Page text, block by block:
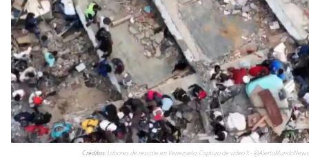
Créditos:Labores de rescate en Venezuela. Captura de video X - @AlertaMundoNews